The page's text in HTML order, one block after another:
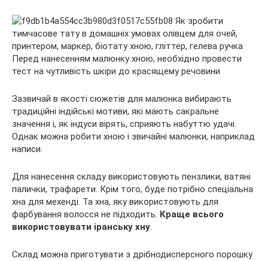
Перед нанесенням малюнку хною, необхідно провести
тест на чутливість шкіри до красящему речовини
Зазвичай в якості сюжетів для малюнка вибирають
традиційні індійські мотиви, які мають сакральне
значення і, як індуси вірять, сприяють набуттю удачі.
Однак можна робити хною і звичайні малюнки, наприклад
написи.
Для нанесення складу використовують пензлики, ватяні
палички, трафарети. Крім того, буде потрібно спеціальна
хна для мехенді. Та хна, яку використовують для
фарбування волосся не підходить. Краще всього
використовувати іранську хну.
Склад можна приготувати з дрібнодисперсного порошку